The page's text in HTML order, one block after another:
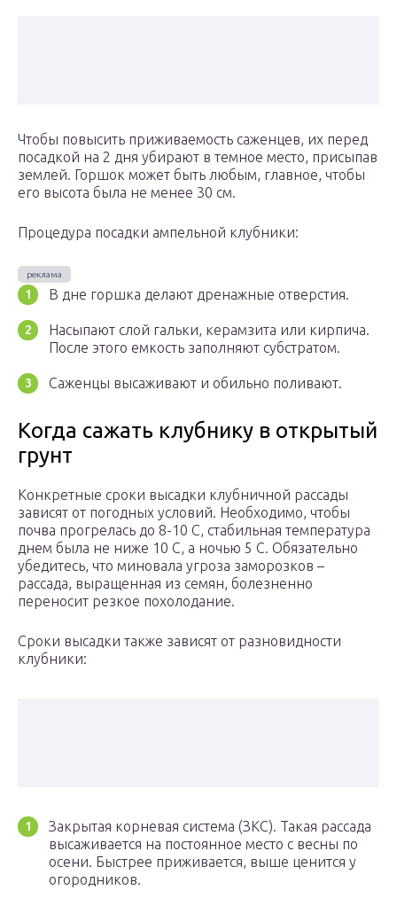
Чтобы повысить приживаемость саженцев, их перед
посадкой на 2 дня убирают в темное место, присыпав
землей. Горшок может быть любым, главное, чтобы
его высота была не менее 30 см.
Процедура посадки ампельной клубники:
В дне горшка делают дренажные отверстия.
Насыпают слой гальки, керамзита или кирпича.
После этого емкость заполняют субстратом.
Саженцы высаживают и обильно поливают.
Когда сажать клубнику в открытый
грунт
Конкретные сроки высадки клубничной рассады
зависят от погодных условий. Необходимо, чтобы
почва прогрелась до 8-10 С, стабильная температура
днем была не ниже 10 С, а ночью 5 С. Обязательно
убедитесь, что миновала угроза заморозков –
рассада, выращенная из семян, болезненно
переносит резкое похолодание.
Сроки высадки также зависят от разновидности
клубники:
Закрытая корневая система (ЗКС). Такая рассада
высаживается на постоянное место с весны по
осени. Быстрее приживается, выше ценится у
огородников.